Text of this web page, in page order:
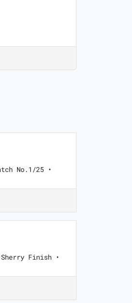
No.1/25 •
Finish •